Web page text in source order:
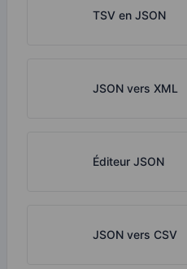
TSV en JSON
JSON vers XML
Éditeur JSON
JSON vers CSV